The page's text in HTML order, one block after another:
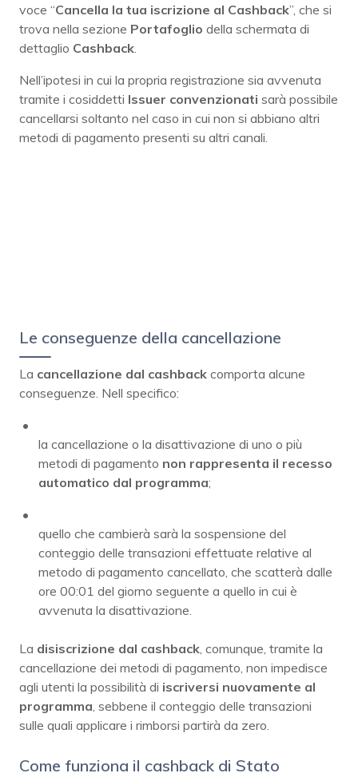
voce “Cancella la tua iscrizione al Cashback”, che si
trova nella sezione Portafoglio della schermata di
dettaglio Cashback
Nell’ipotesi in cui la propria registrazione sia avvenuta
tramite i cosiddetti Issuer convenzionati sarà possibile
cancellarsi soltanto nel caso in cui non si abbiano altri
metodi di pagamento presenti su altri canali.
Le conseguenze della cancellazione
La cancellazione dal cashback comporta alcune
conseguenze. Nell specifico:
la cancellazione o la disattivazione di uno o più
metodi di pagamento non rappresenta il recesso
automatico dal programma;
quello che cambierà sarà la sospensione del
conteggio delle transazioni effettuate relative al
metodo di pagamento cancellato, che scatterà dalle
ore 00:01 del giorno seguente a quello in cui è
avvenuta la disattivazione.
La disiscrizione dal cashback , comunque, tramite la
cancellazione dei metodi di pagamento, non impedisce
agli utenti la possibilità di iscriversi nuovamente al
programma , sebbene il conteggio delle transazioni
sulle quali applicare i rimborsi partirà da zero.
Come funziona il cashback di Stato